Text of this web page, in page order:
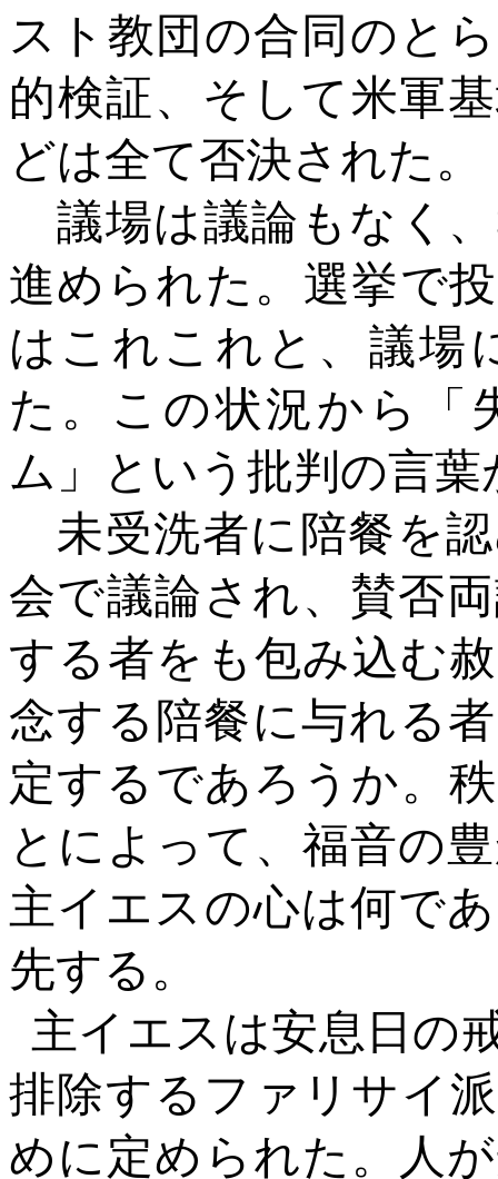
スト教団の合同のと
的検証、そして米軍
どは全て否決された。
議場は議論もなく
進められた。選挙で
はこれこれと、議場
た。この状況から「
ム」という批判の言
未受洗者に陪餐を
会で議論され、賛否
する者をも包み込む
念する陪餐に与れる
定するであろうか。
とによって、福音の
主イエスの心は何で
先する。
主イエスは安息日の
排除するファリサイ
めに定められた。人